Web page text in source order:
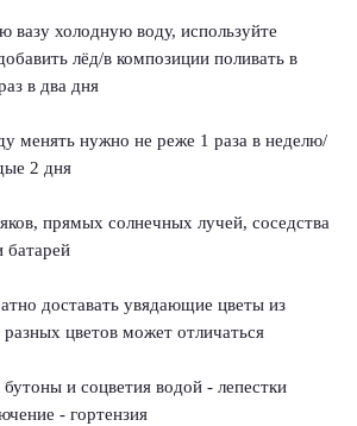
вазу холодную воду, используйте
лёд/в композиции поливать в
в два дня
менять нужно не реже 1 раза в неделю/
2 дня
прямых солнечных лучей, соседства
доставать увядающие цветы из
цветов может отличаться
и соцветия водой - лепестки
- гортензия